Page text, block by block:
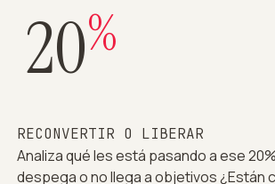
20%
RECONVERTIR O LIBERAR
Analiza qué les está pasando a ese
despega o no llega a objetivos ¿Están